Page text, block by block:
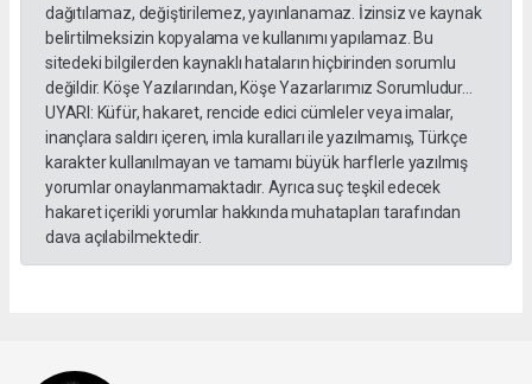
dağıtılamaz, değiştirilemez, yayınlanamaz. İzinsiz ve kaynak
belirtilmeksizin kopyalama ve kullanımı yapılamaz. Bu
sitedeki bilgilerden kaynaklı hataların hiçbirinden sorumlu
değildir. Köşe Yazılarından, Köşe Yazarlarımız Sorumludur...
UYARI: Küfür, hakaret, rencide edici cümleler veya imalar,
inançlara saldırı içeren, imla kuralları ile yazılmamış, Türkçe
karakter kullanılmayan ve tamamı büyük harflerle yazılmış
yorumlar onaylanmamaktadır. Ayrıca suç teşkil edecek
hakaret içerikli yorumlar hakkında muhatapları tarafından
dava açılabilmektedir.